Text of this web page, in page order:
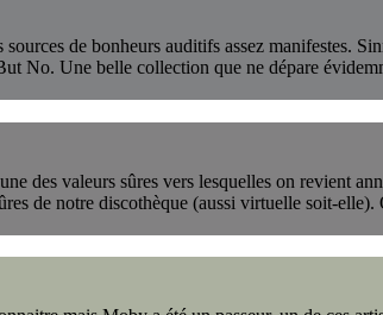
de bonheurs auditifs assez manifestes.
No. Une belle collection que ne dépare
des valeurs sûres vers lesquelles on revient
de notre discothèque (aussi virtuelle soit-